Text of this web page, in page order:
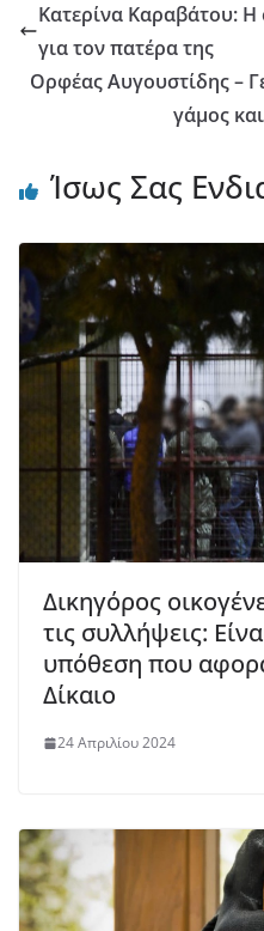
Κατερίνα Καραβάτου:
για τον πατέρα της
Ορφέας Αυγουστίδης –
γάμος
Ίσως Σας
Δικηγόρος
τις συλλήψεις:
υπόθεση που
Δίκαιο
24 Απριλίου 2024